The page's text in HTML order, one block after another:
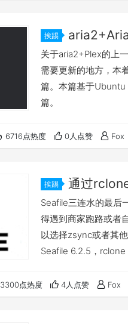
挨踢
中心
关于aria2+Plex的上
需要更新的地方，本
篇。本篇基于Ubuntu
篇。
6716点热度 0人点赞 Fox
挨踢 通过
Seafile三连水的最后
得遇到商家跑路或者
以选择zsync或者其
Seafile 6.2.5，
Windows10。 在
3300点热度 4人点赞 Fox